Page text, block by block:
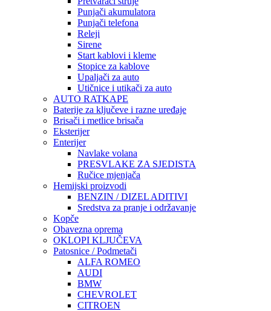
Punjači akumulatora
Punjači telefona
Releji
Sirene
Start kablovi i kleme
Stopice za kablove
Upaljači za auto
Utičnice i utikači za auto
AUTO RATKAPE
Baterije za ključeve i razne uređaje
Brisači i metlice brisača
Eksterijer
Enterijer
Navlake volana
PRESVLAKE ZA SJEDISTA
Ručice mjenjača
Hemijski proizvodi
BENZIN / DIZEL ADITIVI
Sredstva za pranje i održavanje
Kopče
Obavezna oprema
OKLOPI KLJUČEVA
Patosnice / Podmetači
ALFA ROMEO
AUDI
BMW
CHEVROLET
CITROEN